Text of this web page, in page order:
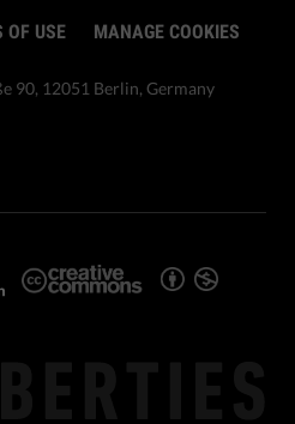
OF USE MANAGE COOKIES
90, 12051 Berlin, Germany